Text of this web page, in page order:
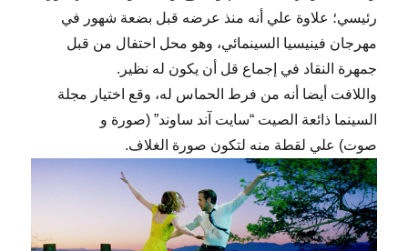
رئيسي؛ علاوة علي أنه منذ عرضه قبل بضعة شهور في
مهرجان فينيسيا السينمائي، وهو محل احتفال من قبل
جمهرة النقاد في إجماع قل أن يكون له نظير.
واللافت أيضا أنه من فرط الحماس له، وقع اختيار مجلة
السينما ذائعة الصيت “سايت آند ساوند” (صورة و
صوت) علي لقطة منه لتكون صورة الغلاف.